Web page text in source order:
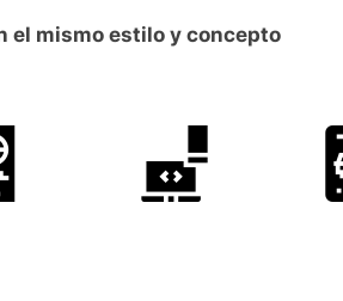
el mismo estilo y concepto